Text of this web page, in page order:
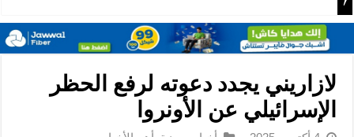
فتح تنعى المناضل نايف خويطر نائب أمين سر إقليم شرق
لازاريني يجدد دعوته لرفع الحظر
الإسرائيلي عن الأونروا